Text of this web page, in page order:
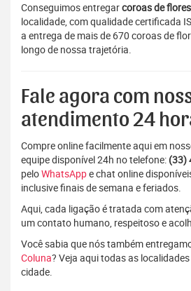
Conseguimos entregarcoroas de
localidade, com qualidade certificada
a entrega de mais de 670 coroas de
longo de nossa trajetória.
Fale agora com
atendimento 24
Compre online facilmente aqui em
equipe disponível 24h no telefone: (33)
peloWhatsAppe chat online
inclusive finais de semana e feriados.
Aqui, cada ligação é tratada com
um contato humano, respeitoso e
Você sabia que nós também
Coluna? Veja aqui todas as
cidade.